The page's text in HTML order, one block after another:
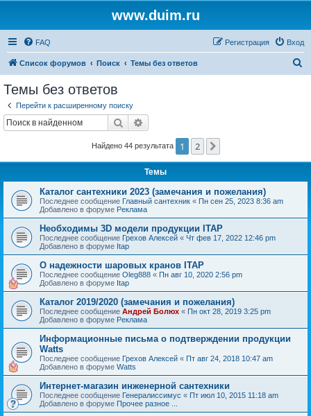
www.duim.ru
FAQ Вход
Регистрация
Список форумов Поиск Темы без ответов
Темы без ответов
Перейти к расширенному поиску
Поиск
Найдено 44 результата 1 2
Темы
Каталог сантехники 2023 (замечания и пожелания)
Последнее сообщение Главный сантехник « Пн сен 25, 2023 8:36 am
Добавлено в форуме Реклама
Необходимы 3D модели продукции ITAP
Последнее сообщение Грехов Алексей « Чт фев 17, 2022 12:46 pm
Добавлено в форуме Itap
О надежности шаровых кранов ITAP
Последнее сообщение Oleg888 « Пн авг 10, 2020 2:56 pm
Добавлено в форуме Itap
Каталог 2019/2020 (замечания и пожелания)
Последнее сообщение Андрей Болюх « Пн окт 28, 2019 3:25 pm
Добавлено в форуме Реклама
Информационные письма о подтверждении продукции
Watts
Последнее сообщение Грехов Алексей « Пт авг 24, 2018 10:47 am
Добавлено в форуме Watts
Интернет-магазин инженерной сантехники
Последнее сообщение Генералиссимус « Пт июл 10, 2015 11:18 am
Добавлено в форуме Прочее разное ...